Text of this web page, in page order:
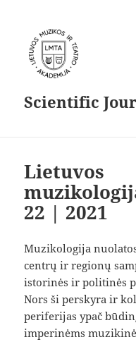
Scientific
Lietuvos
22 | 2021
Muzikologija
centrų ir regionų
istorinės ir politinės
Nors ši perskyra ir
periferijas ypač
imperinėms